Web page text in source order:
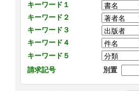
キーワード１
キーワード２
キーワード３
キーワード４
キーワード５
請求記号
別置